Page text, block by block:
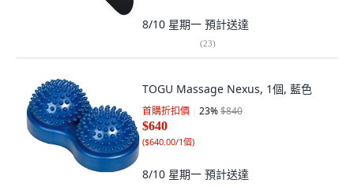
8/10 星期一 預計送達
(23)
TOGU Massage Nexus, 1個, 藍色
首購折扣價 23%$840
$640
($640.00/1個)
8/10 星期一 預計送達